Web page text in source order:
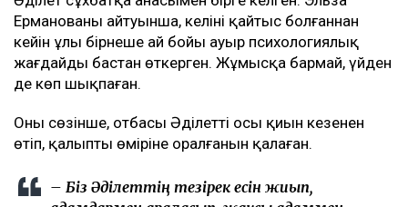
Ерманованың айтуынша, келіні қайтыс болғаннан
кейін ұлы бірнеше ай бойы ауыр психологиялық
жағдайды бастан өткерген. Жұмысқа бармай, үйден
де көп шықпаған.
Оның сөзінше, отбасы Әділеттің осы қиын кезеңнен
өтіп, қалыпты өміріне оралғанын қалаған.
– Біз Әділеттің тезірек есін жиып,